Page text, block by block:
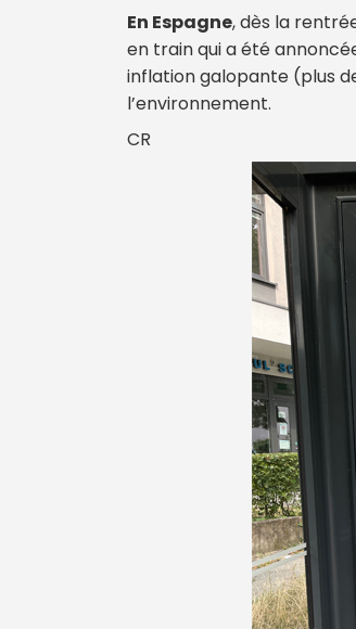
En Espagne, dès la
en train qui a été
inflation galopante (plus
l’environnement.
CR